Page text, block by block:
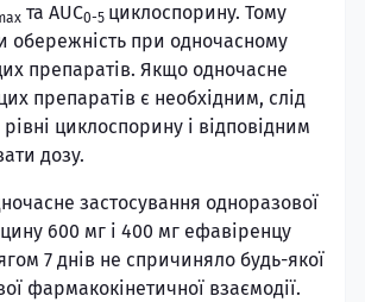
та AUC0-5 циклоспорину. Тому
обережність при одночасному
препаратів. Якщо одночасне
препаратів є необхідним, слід
циклоспорину і відповідним
дозу.
застосування одноразової
600 мг і 400 мг ефавіренцу
7 днів не спричиняло будь-якої
фармакокінетичної взаємодії.